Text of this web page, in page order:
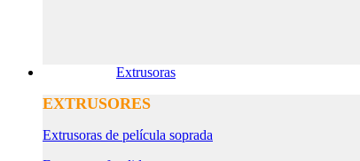
Extrusoras
EXTRUSORES
Extrusoras de película soprada